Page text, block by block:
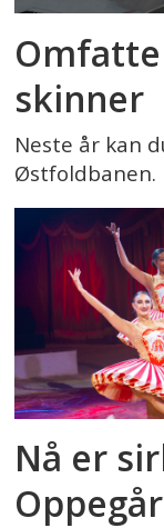
skinner
Neste år kan
Østfoldbanen.
Nå er